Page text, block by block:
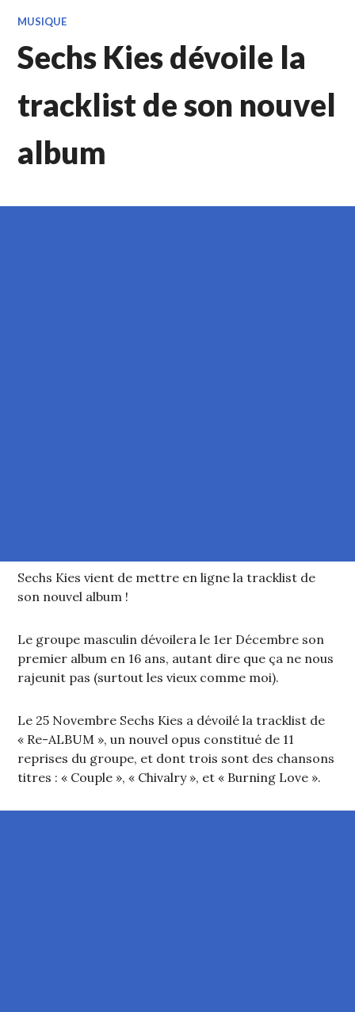
MUSIQUE
Sechs Kies dévoile la
tracklist de son nouvel
album
Sechs Kies vient de mettre en ligne la tracklist de
son nouvel album !
Le groupe masculin dévoilera le 1er Décembre son
premier album en 16 ans, autant dire que ça ne nous
rajeunit pas (surtout les vieux comme moi).
Le 25 Novembre Sechs Kies a dévoilé la tracklist de
« Re-ALBUM », un nouvel opus constitué de 11
reprises du groupe, et dont trois sont des chansons
titres : « Couple », « Chivalry », et « Burning Love ».